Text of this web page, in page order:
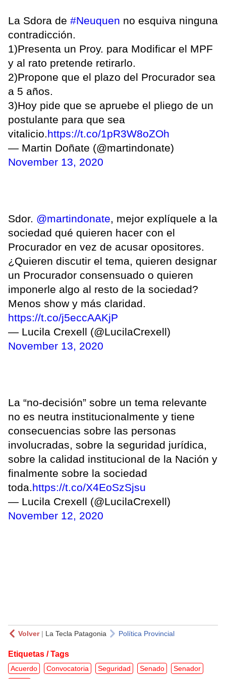
La Sdora de #Neuquen no esquiva ninguna
contradicción.
1)Presenta un Proy. para Modificar el MPF
y al rato pretende retirarlo.
2)Propone que el plazo del Procurador sea
a 5 años.
3)Hoy pide que se apruebe el pliego de un
postulante para que sea
vitalicio.https://t.co/1pR3W8oZOh
— Martin Doñate (@martindonate)
November 13, 2020
Sdor. @martindonate, mejor explíquele a la
sociedad qué quieren hacer con el
Procurador en vez de acusar opositores.
¿Quieren discutir el tema, quieren designar
un Procurador consensuado o quieren
imponerle algo al resto de la sociedad?
Menos show y más claridad.
https://t.co/j5eccAAKjP
— Lucila Crexell (@LucilaCrexell)
November 13, 2020
La “no-decisión” sobre un tema relevante
no es neutra institucionalmente y tiene
consecuencias sobre las personas
involucradas, sobre la seguridad jurídica,
sobre la calidad institucional de la Nación y
finalmente sobre la sociedad
toda.https://t.co/X4EoSzSjsu
— Lucila Crexell (@LucilaCrexell)
November 12, 2020
Volver| La Tecla Patagonia Política Provincial
Etiquetas / Tags
Acuerdo Convocatoria Seguridad Senado Senador